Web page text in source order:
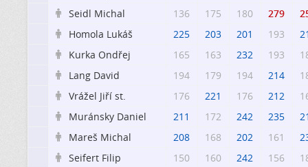
 Seidl Michal 136 175 180 279
 Homola Lukáš 225 203 201 193
 Kurka Ondřej 165 163 232 193
 Lang David 194 179 194 214
 Vrážel Jiří st. 176 221 176 212
 Muránsky Daniel 211 172 242 235
 Mareš Michal 208 168 202 161
 Seifert Filip 150 160 242 156